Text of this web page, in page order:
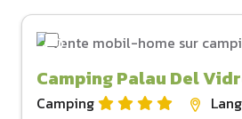
Camping Palau Del
Camping